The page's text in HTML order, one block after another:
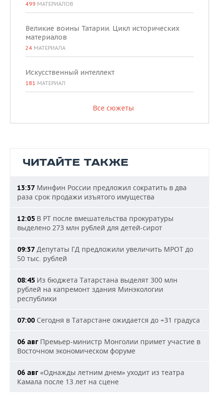
499 МАТЕРИАЛОВ
Великие воины Татарии. Цикл исторических
материалов
24 МАТЕРИАЛА
Искусственный интеллект
181 МАТЕРИАЛ
Все сюжеты
ЧИТАЙТЕ ТАКЖЕ
13:37 Минфин России предложил сократить в два
раза срок продажи изъятого имущества
12:05 В РТ после вмешательства прокуратуры
выделено 273 млн рублей для детей-сирот
09:37 Депутаты ГД предложили увеличить МРОТ до
50 тыс. рублей
08:45 Из бюджета Татарстана выделят 300 млн
рублей на капремонт здания Минэкологии
республики
07:00 Сегодня в Татарстане ожидается до +31 градуса
06 авг Премьер-министр Монголии примет участие в
Восточном экономическом форуме
06 авг «Однажды летним днем» уходит из театра
Камала после 13 лет на сцене